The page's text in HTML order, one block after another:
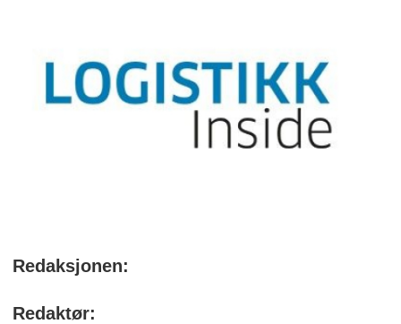
selskapet.
Redaksjonen:
Redaktør: